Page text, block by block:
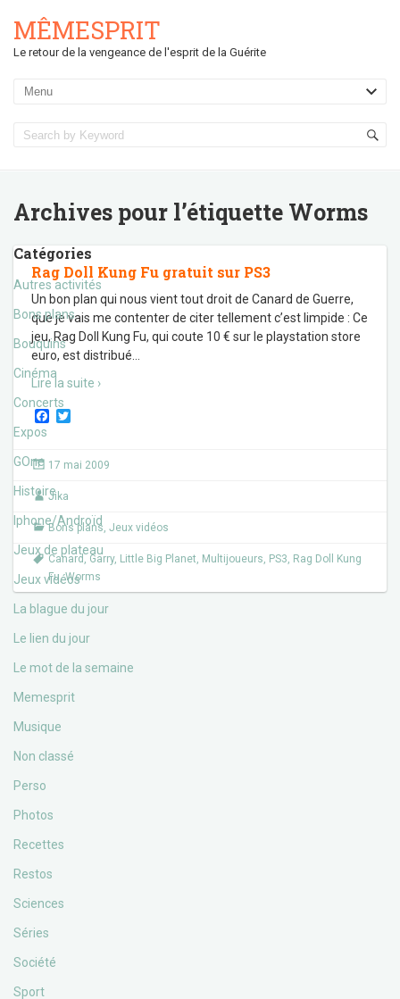
MÊMESPRIT
Le retour de la vengeance de l'esprit de la Guérite
Archives pour l’étiquette Worms
Catégories
Autres activités
Bons plans
Bouquins
Cinéma
Concerts
Expos
GOne
Histoire
Iphone/Androïd
Jeux de plateau
Jeux vidéos
La blague du jour
Le lien du jour
Le mot de la semaine
Memesprit
Musique
Non classé
Perso
Photos
Recettes
Restos
Sciences
Séries
Société
Sport
Rag Doll Kung Fu gratuit sur PS3
Un bon plan qui nous vient tout droit de Canard de Guerre,
que je vais me contenter de citer tellement c’est limpide : Ce
jeu, Rag Doll Kung Fu, qui coute 10 € sur le playstation store
euro, est distribué
Lire la suite ›
F
e
b
o
o
k
t
17 mai 2009
Jika
Bons plans, Jeux vidéos
Canard , Garry, Little Big Planet, Multijoueurs, PS3, Rag Doll Kung
Fu,Worms